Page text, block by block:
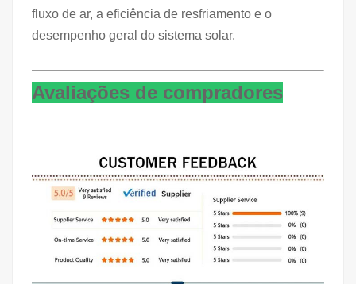
fluxo de ar, a eficiência de resfriamento e o
desempenho geral do sistema solar.
Avaliações de compradores